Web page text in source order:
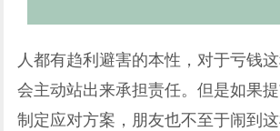
人都有趋利避害的本性，对于亏钱
会主动站出来承担责任。但是如果提
制定应对方案，朋友也不至于闹到这